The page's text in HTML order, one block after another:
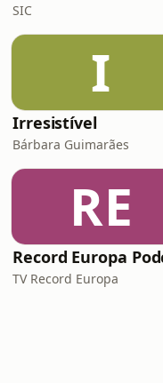
SIC
I
Irresistível
Bárbara Guimarães
RE
TV Record Europa